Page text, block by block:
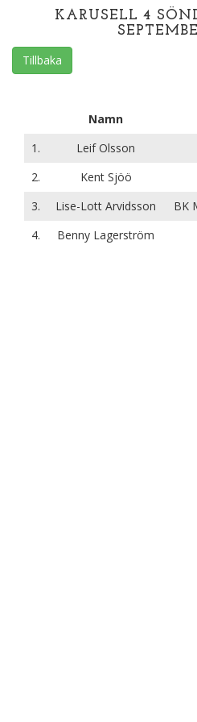
KARUSELL 4
Tillbaka
Namn
1.
Leif Olsson
2.
Kent Sjöö
3.
Lise-Lott Arvidsson BK
4.
Benny Lagerström